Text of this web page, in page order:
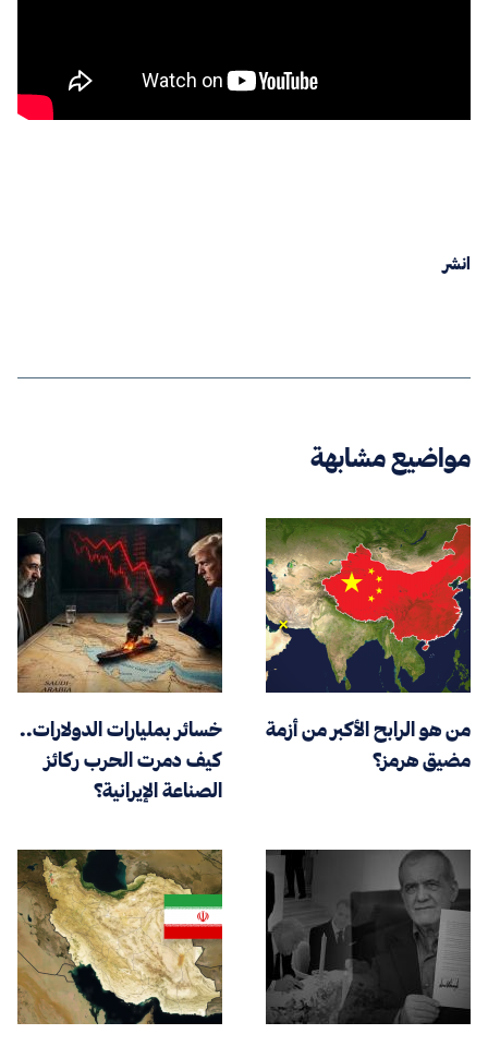
انشر
مواضيع مشابهة
من هو الرابح الأكبر من أزمة
مضيق هرمز؟
خسائر بمليارات الدولارات..
كيف دمرت الحرب ركائز
الصناعة الإيرانية؟